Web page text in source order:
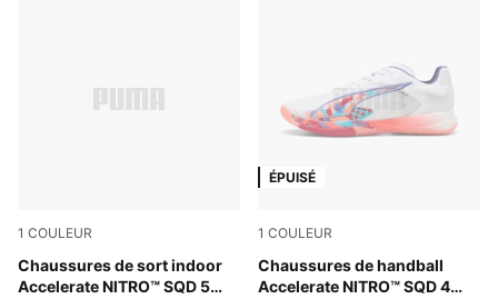
1 COULEUR
Chaussures de sort indoor
Accelerate NITRO™ SQD 5
PUMA White-PUMA Black
ÉPUISÉ
1 COULEUR
Chaussures de handball
Accelerate NITRO™ SQD 4
PUMA White-Glowing Red-